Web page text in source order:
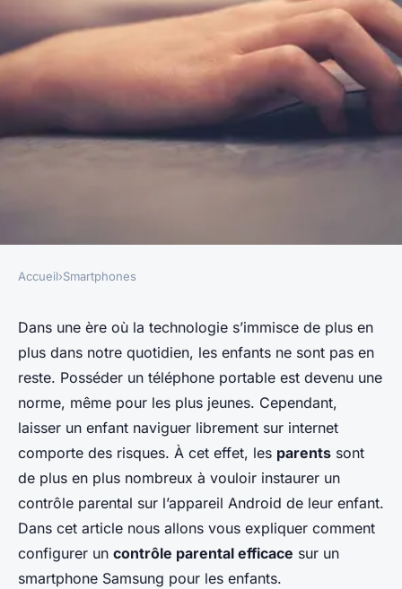
SMARTPHONES
Quelles étapes pour
configurer un contrôle
parental efficace sur un
smartphone Samsung pour les
enfants?
Accueil›Smartphones
Dans une ère où la technologie s’immisce de plus en
plus dans notre quotidien, les enfants ne sont pas en
reste. Posséder un téléphone portable est devenu une
norme, même pour les plus jeunes. Cependant,
laisser un enfant naviguer librement sur internet
comporte des risques. À cet effet, les parents sont
de plus en plus nombreux à vouloir instaurer un
contrôle parental sur l’appareil Android de leur enfant.
Dans cet article nous allons vous expliquer comment
configurer un contrôle parental efficace sur un
smartphone Samsung pour les enfants.